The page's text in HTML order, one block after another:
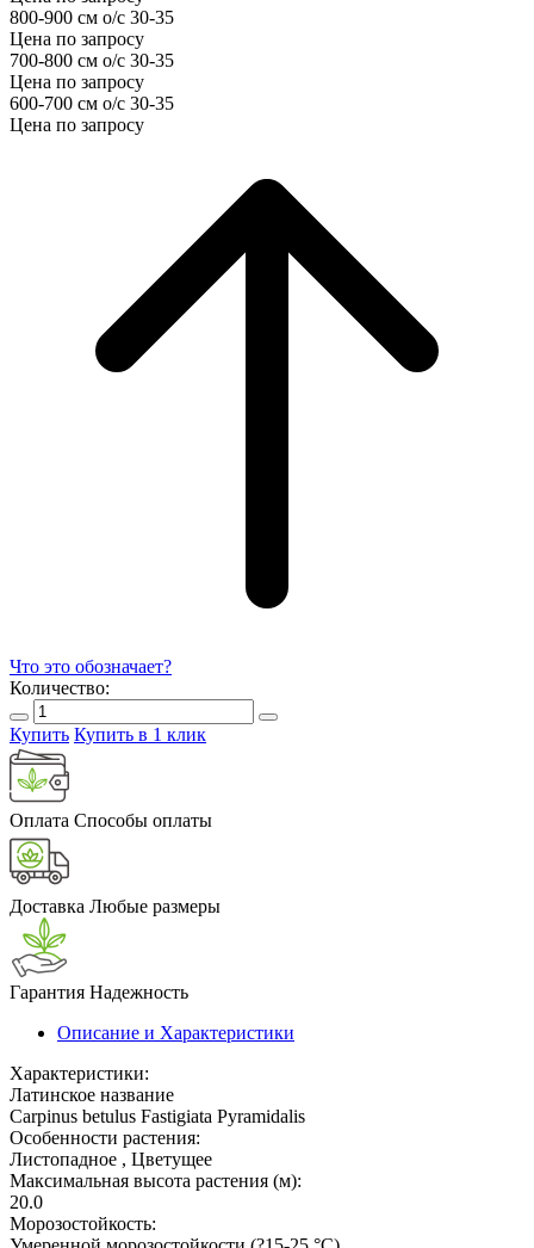
800-900 см о/с 30-35
Цена по запросу
700-800 cм о/с 30-35
Цена по запросу
600-700 см о/с 30-35
Цена по запросу
Что это обозначает?
Количество:
Купить Купить в 1 клик
Оплата Способы оплаты
Доставка Любые размеры
Гарантия Надежность
Описание и Характеристики
Характеристики:
Латинское название
Carpinus betulus Fastigiata Pyramidalis
Особенности растения:
Листопадное , Цветущее
Максимальная высота растения (м):
20.0
Морозостойкость: